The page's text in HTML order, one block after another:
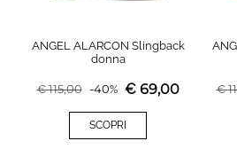
ANGEL ALARCON Slingback
donna
€115,00 -40% € 69,00
SCOPRI
€